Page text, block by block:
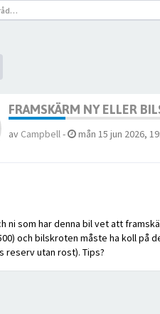
FRAMSKÄRM NY ELLER
av Campbell- mån 15 jun 2026,
ni som har denna bil vet att
och bilskroten måste ha koll på
reserv utan rost). Tips?